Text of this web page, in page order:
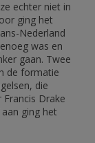
echter niet in
ging het
Nederland
was en
gaan. Twee
de formatie
die
Drake
ging het